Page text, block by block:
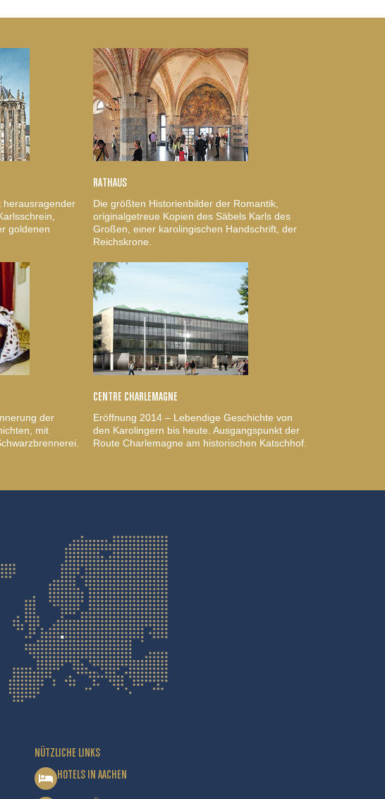
herausragender
goldenen
RATHAUS
Die größten Historienbilder der Romantik,
originalgetreue Kopien des Säbels Karls des
Großen, einer karolingischen Handschrift, der
Reichskrone.
der
mit
CENTRE CHARLEMAGNE
Eröffnung 2014 – Lebendige Geschichte von
den Karolingern bis heute. Ausgangspunkt der
Route Charlemagne am historischen Katschhof.
NÜTZLICHE LINKS
HOTELS IN AACHEN